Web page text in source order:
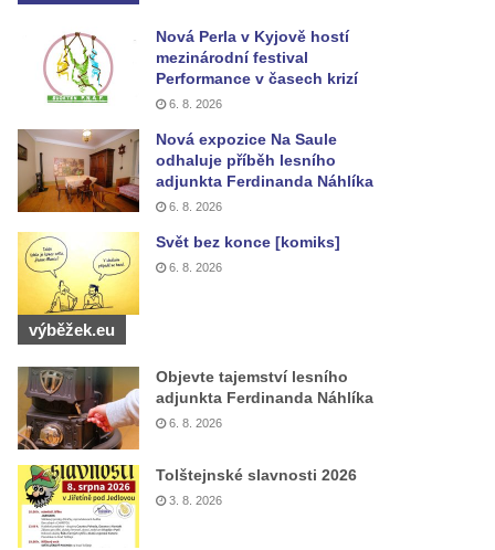
Nová Perla v Kyjově hostí
mezinárodní festival
Performance v časech krizí
6. 8. 2026
Nová expozice Na Saule
odhaluje příběh lesního
adjunkta Ferdinanda Náhlíka
6. 8. 2026
Svět bez konce [komiks]
6. 8. 2026
výběžek.eu
Objevte tajemství lesního
adjunkta Ferdinanda Náhlíka
6. 8. 2026
Tolštejnské slavnosti 2026
3. 8. 2026